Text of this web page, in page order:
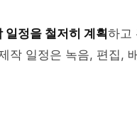
일정을 철저히 계획하고
작 일정은 녹음, 편집,